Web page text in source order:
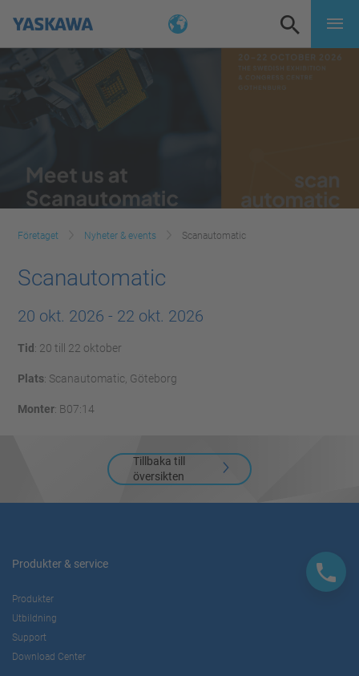
Företaget Nyheter & events Scanautomatic
Scanautomatic
20 okt. 2026 - 22 okt. 2026
Tid : 20 till 22 oktober
Plats: Scanautomatic, Göteborg
Monter: B07:14
Tillbaka till
översikten
Produkter & service
Produkter
Utbildning
Support
Download Center